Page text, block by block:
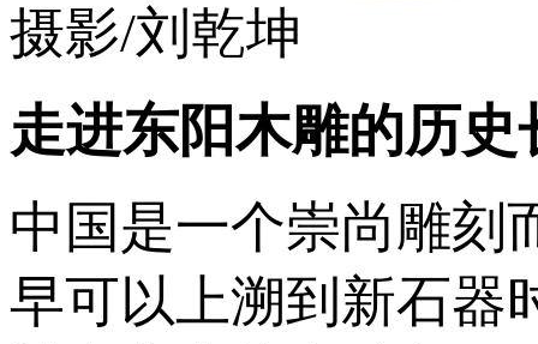
摄影/刘乾坤
走进东阳木雕的历史
中国是一个崇尚雕刻
早可以上溯到新石器